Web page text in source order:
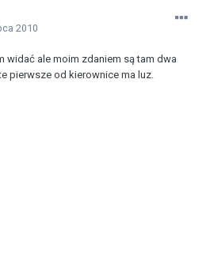
2010
widać ale moim zdaniem są tam dwa
pierwsze od kierownice ma luz.